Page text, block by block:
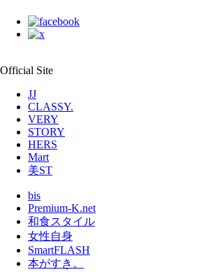
Official Site
JJ
CLASSY.
VERY
STORY
HERS
Mart
美ST
bis
Premium-K.net
和食スタイル
女性自身
SmartFLASH
本がすき。